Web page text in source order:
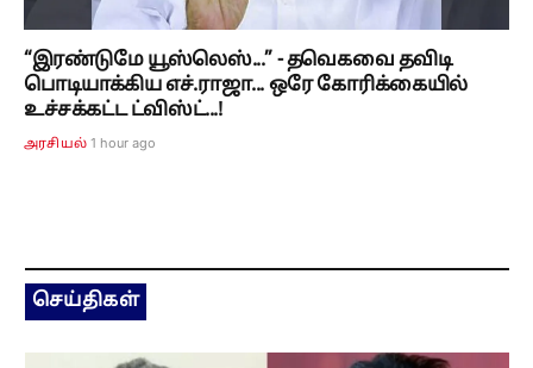
“இரண்டுமே யூஸ்லெஸ்...” - தவெகவை தவிடி
பொடியாக்கிய எச்.ராஜா... ஒரே கோரிக்கையில்
உச்சக்கட்ட ட்விஸ்ட்...!
அரசியல் 1 hour ago
செய்திகள்